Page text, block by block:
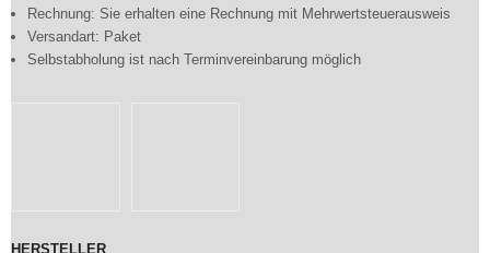
Rechnung: Sie erhalten eine Rechnung mit Mehrwertsteuerausweis
Versandart: Paket
Selbstabholung ist nach Terminvereinbarung möglich
HERSTELLER